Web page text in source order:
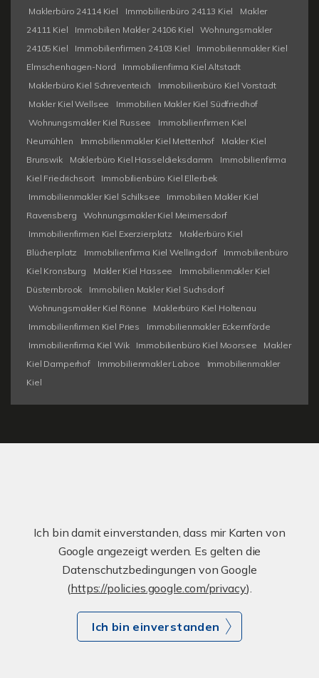
Maklerbüro 24114 Kiel Immobilienbüro 24113 Kiel
Makler
24111 Kiel
Immobilien Makler 24106 Kiel
Wohnungsmakler
24105 Kiel
Immobilienfirmen 24103 Kiel
Immobilienmakler Kiel
Elmschenhagen-Nord
Immobilienfirma Kiel Altstadt
Maklerbüro Kiel Schreventeich
Immobilienbüro Kiel Vorstadt
Makler Kiel Wellsee
Immobilien Makler Kiel Südfriedhof
Wohnungsmakler Kiel Russee
Immobilienfirmen Kiel
Neumühlen
Immobilienmakler Kiel Mettenhof
Makler Kiel
Brunswik
Maklerbüro Kiel Hasseldieksdamm
Immobilienfirma
Kiel Friedrichsort
Immobilienbüro Kiel Ellerbek
Immobilienmakler Kiel Schilksee
Immobilien Makler Kiel
Ravensberg
Wohnungsmakler Kiel Meimersdorf
Immobilienfirmen Kiel Exerzierplatz
Maklerbüro Kiel
Blücherplatz
Immobilienfirma Kiel Wellingdorf
Immobilienbüro
Kiel Kronsburg
Makler Kiel Hassee
Immobilienmakler Kiel
Düsternbrook
Immobilien Makler Kiel Suchsdorf
Wohnungsmakler Kiel Rönne
Maklerbüro Kiel Holtenau
Immobilienfirmen Kiel Pries
Immobilienmakler Eckernförde
Immobilienfirma Kiel Wik
Immobilienbüro Kiel Moorsee
Makler
Kiel Damperhof
Immobilienmakler Laboe
Immobilienmakler
Kiel
Ich bin damit einverstanden, dass mir Karten von
Google angezeigt werden. Es gelten die
Datenschutzbedingungen von Google
(https://policies.google.com/privacy).
Ich bin einverstanden